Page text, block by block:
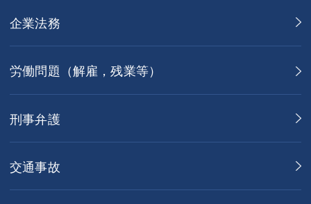
企業法務
労働問題（解雇，残業等）
刑事弁護
交通事故